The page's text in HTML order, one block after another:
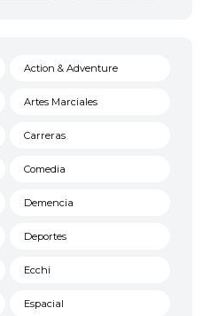
Action & Adventure
Artes Marciales
Carreras
Comedia
Demencia
Deportes
Ecchi
Espacial